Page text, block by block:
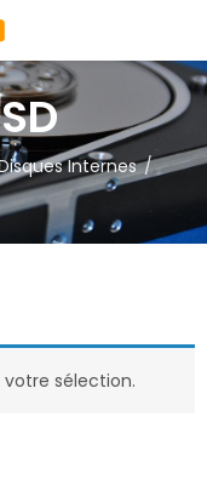
Internes
sélection.